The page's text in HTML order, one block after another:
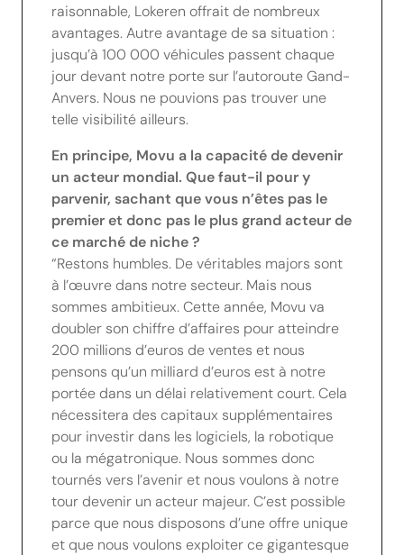
raisonnable, Lokeren offrait de nombreux
avantages. Autre avantage de sa situation :
jusqu’à 100 000 véhicules passent chaque
jour devant notre porte sur l’autoroute Gand-
Anvers. Nous ne pouvions pas trouver une
telle visibilité ailleurs.
En principe, Movu a la capacité de devenir
un acteur mondial. Que faut-il pour y
parvenir, sachant que vous n’êtes pas le
premier et donc pas le plus grand acteur de
ce marché de niche ?
“Restons humbles. De véritables majors sont
à l’œuvre dans notre secteur. Mais nous
sommes ambitieux. Cette année, Movu va
doubler son chiffre d’affaires pour atteindre
200 millions d’euros de ventes et nous
pensons qu’un milliard d’euros est à notre
portée dans un délai relativement court. Cela
nécessitera des capitaux supplémentaires
pour investir dans les logiciels, la robotique
ou la mégatronique. Nous sommes donc
tournés vers l’avenir et nous voulons à notre
tour devenir un acteur majeur. C’est possible
parce que nous disposons d’une offre unique
et que nous voulons exploiter ce gigantesque